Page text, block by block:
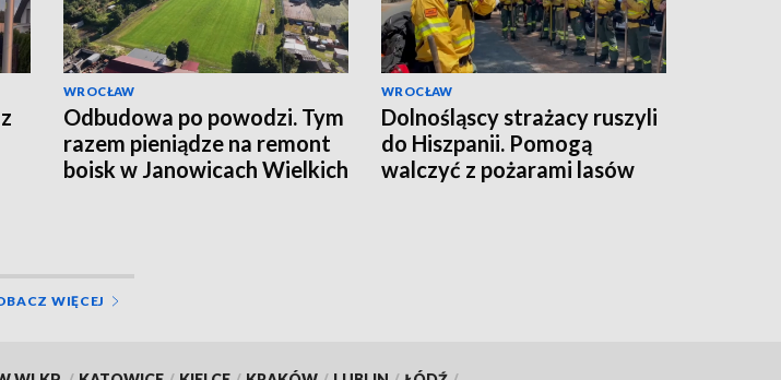
WROCŁAW
Odbudowa po powodzi. Tym
razem pieniądze na remont
boisk w Janowicach Wielkich
WROCŁAW
Dolnośląscy strażacy ruszyli
do Hiszpanii. Pomogą
walczyć z pożarami lasów
WIĘCEJ